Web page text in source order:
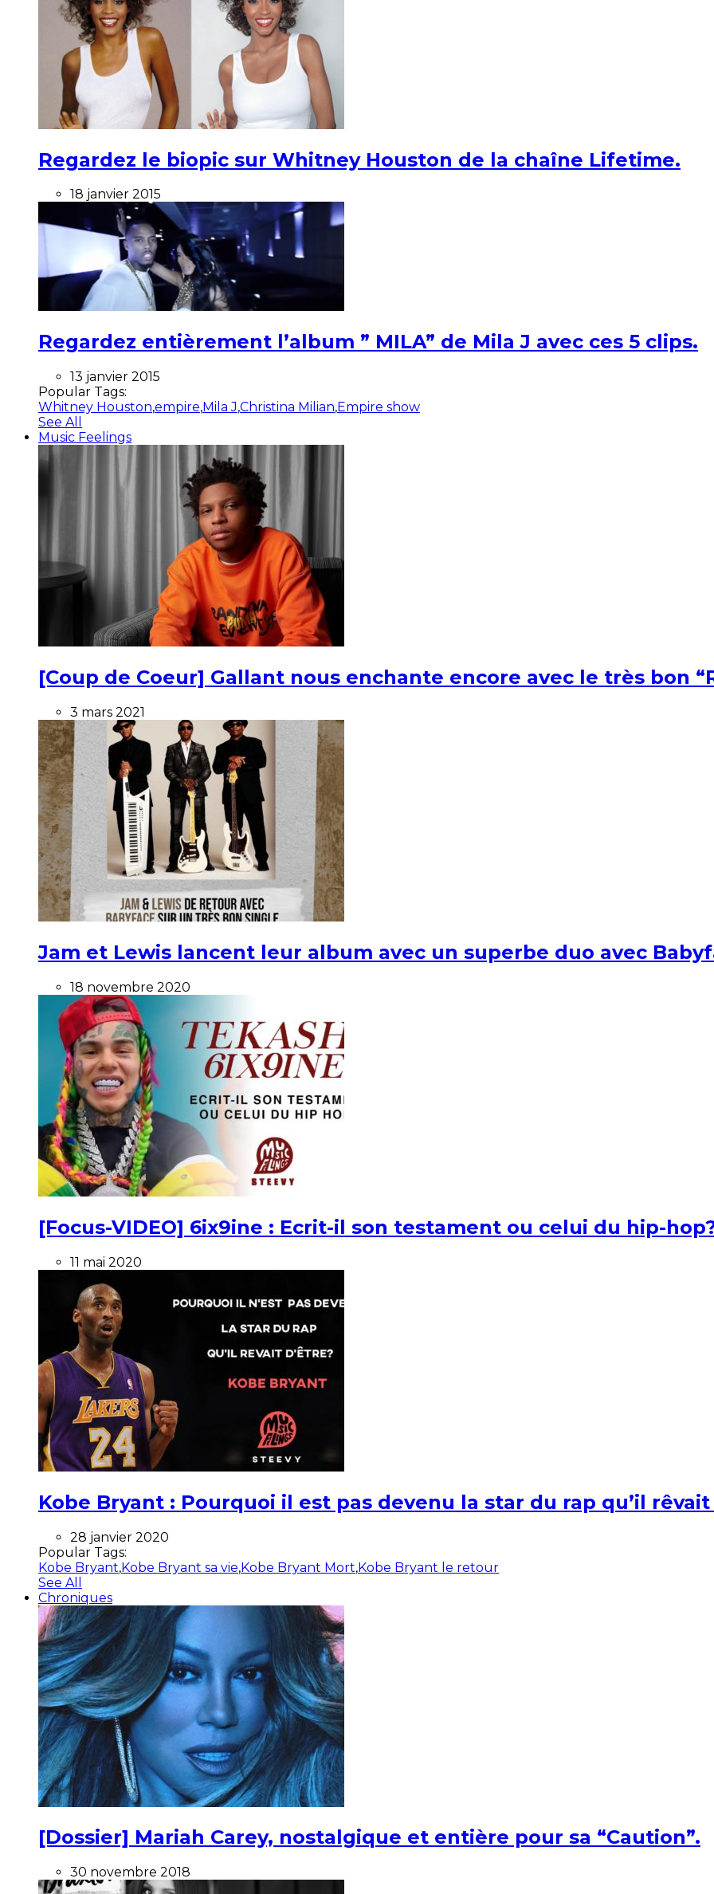
Regardez le biopic sur Whitney Houston de la chaîne Lifetime.
18 janvier 2015
Regardez entièrement l’album ” MILA” de Mila J avec ces 5 clips.
13 janvier 2015
Popular Tags:
Whitney Houston,empire,Mila J,Christina Milian,Empire show
See All
Music Feelings
[Coup de Coeur] Gallant nous enchante encore avec le très bon
3 mars 2021
Jam et Lewis lancent leur album avec un superbe duo avec
18 novembre 2020
[Focus-VIDEO] 6ix9ine : Ecrit-il son testament ou celui du hip-
11 mai 2020
Kobe Bryant : Pourquoi il est pas devenu la star du rap qu’il rêvait
28 janvier 2020
Popular Tags:
Kobe Bryant,Kobe Bryant sa vie,Kobe Bryant Mort,Kobe Bryant le retour
See All
Chroniques
[Dossier] Mariah Carey, nostalgique et entière pour sa “Caution”.
30 novembre 2018